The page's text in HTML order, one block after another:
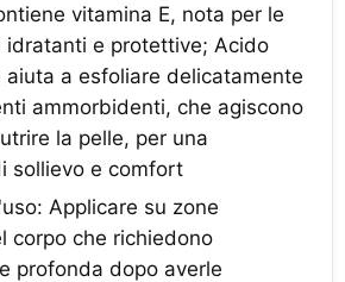
vitamina E, nota per le
idratanti e protettive; Acido
aiuta a esfoliare delicatamente
ammorbidenti, che agiscono
la pelle, per una
sollievo e comfort
Applicare su zone
corpo che richiedono
profonda dopo averle